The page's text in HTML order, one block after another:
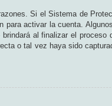
Si el Sistema de
para activar la cuenta.
al finalizar el
o tal vez haya sido